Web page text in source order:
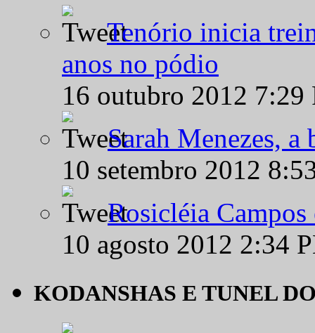
Tenório inicia
anos no pódio
16 outubro 2012
Sarah Menezes,
10 setembro 2012
Rosicléia
10 agosto 2012 2:34
KODANSHAS E TUNEL